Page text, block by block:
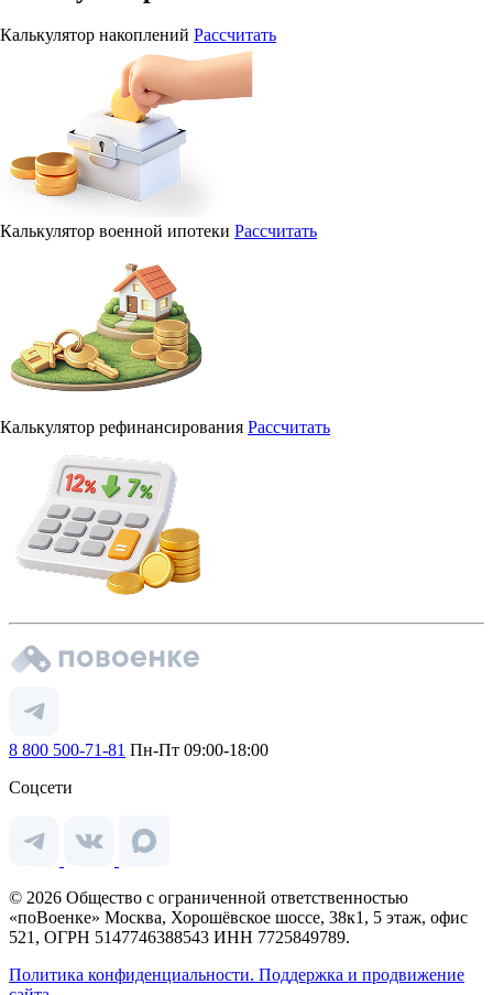
Калькулятор накоплений Рассчитать
Калькулятор военной ипотеки Рассчитать
Калькулятор рефинансирования Рассчитать
8 800 500-71-81 Пн-Пт 09:00-18:00
Соцсети
© 2026 Общество с ограниченной ответственностью
«поВоенке» Москва, Хорошёвское шоссе, 38к1, 5 этаж, офис
521, ОГРН 5147746388543 ИНН 7725849789.
Политика конфиденциальности. Поддержка и продвижение